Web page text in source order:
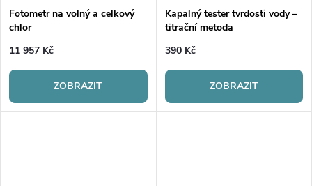
ů
ů
Fotometr na volný a celkový
chlor
11 957 Kč
ZOBRAZIT
Kapalný tester tvrdosti vody –
titrační metoda
390 Kč
ZOBRAZIT